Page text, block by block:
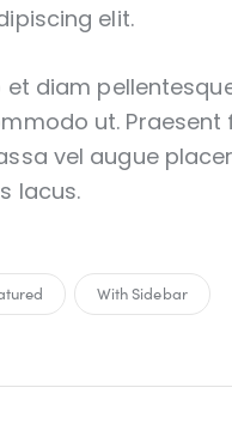
elit.
et diam
ut. Praesent
vel augue
lacus.
With Sidebar